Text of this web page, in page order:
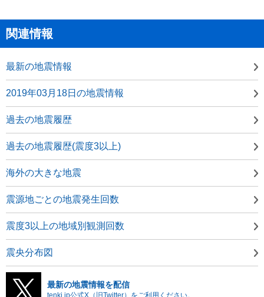
関連情報
最新の地震情報
2019年03月18日の地震情報
過去の地震履歴
過去の地震履歴(震度3以上)
海外の大きな地震
震源地ごとの地震発生回数
震度3以上の地域別観測回数
震央分布図
最新の地震情報を配信
tenki.jp公式X（旧Twitter）をご利用ください。